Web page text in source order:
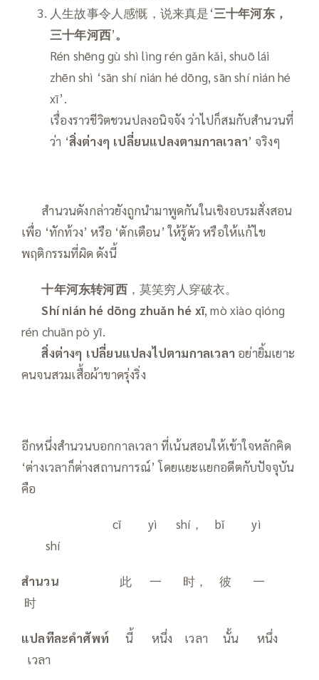
人生故事令人感慨，说来真是‘三十年河东，
三十年河西’。
Rén shēng gù shì lìng rén gǎn kǎi, shuō lái
zhēn shì ‘sān shí nián hé dōng, sān shí nián hé
xī’.
เรื่องราวชีวิตชวนปลงอนิจจัง ว่าไปก็สมกับสำนวนที่
ว่า ‘สิ่งต่างๆ เปลี่ยนแปลงตามกาลเวลา’ จริงๆ
สำนวนดังกล่าวยังถูกนำมาพูดกันในเชิงอบรมสั่งสอน
เพื่อ ‘ทักท้วง’ หรือ ‘ตักเตือน’ ให้รู้ตัว หรือให้แก้ไข
พฤติกรรมที่ผิด ดังนี้
——十年河东转河西，莫笑穷人穿破衣。
——Shí nián hé dōng zhuǎn hé xī, mò xiào qióng
rén chuān pò yī.
——สิ่งต่างๆ เปลี่ยนแปลงไปตามกาลเวลา อย่ายิ้มเยาะ
คนจนสวมเสื้อผ้าขาดรุ่งริ่ง
อีกหนึ่งสำนวนบอกกาลเวลา ที่เน้นสอนให้เข้าใจหลักคิด
‘ต่างเวลาก็ต่างสถานการณ์’ โดยแยะแยกอดีตกับปัจจุบัน
คือ
cǐ yì shí， bǐ yì
shí
สำนวน
此 一 时， 彼 一
时
แปลทีละคำศัพท์ —–นี้ หนึ่ง เวลา นั้น หนึ่ง
เวลา